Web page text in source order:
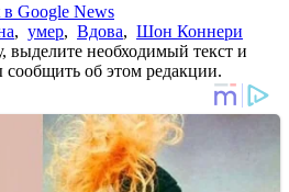
в Google News
, умер, Вдова, Шон Коннери
выделите необходимый текст и
об этом редакции.